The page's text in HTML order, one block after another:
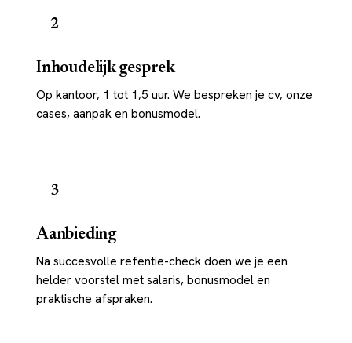
2
Inhoudelijk gesprek
Op kantoor, 1 tot 1,5 uur. We bespreken je cv, onze
cases, aanpak en bonusmodel.
3
Aanbieding
Na succesvolle refentie-check doen we je een
helder voorstel met salaris, bonusmodel en
praktische afspraken.